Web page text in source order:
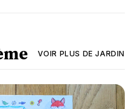
VOIR PLUS DE JARDIN